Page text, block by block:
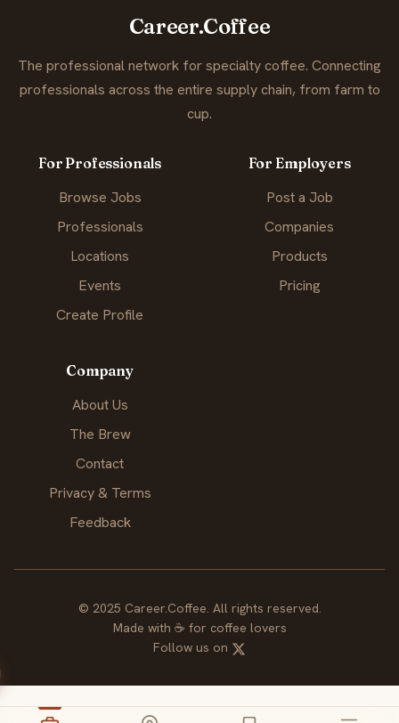
Career.Coffee
The professional network for specialty coffee. Connecting
professionals across the entire supply chain, from farm to
cup.
For Professionals
Browse Jobs
Professionals
Locations
Events
Create Profile
For Employers
Post a Job
Companies
Products
Pricing
Company
About Us
The Brew
Contact
Privacy & Terms
Feedback
© 2025 Career.Coffee. All rights reserved.
Made with ☕ for coffee lovers
Follow us on